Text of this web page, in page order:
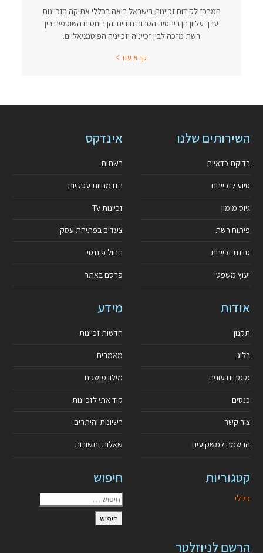
המרכז לקידום זכיינות בישראל רואה בכללי אתיקה בזכיינות
ערך עליון הן ביחסים הטרום חוזיים והן ביחסים השוטפים בין
רשת מזכה לבין זכייניה וזכייניה הפוטנציאליים.
קרא עוד
השירותים שלנו
בדיקת כדאיות
סיוע לזכיינים
גיוס מימון
פיתוח רשת
סדנת זכיינות
יעוץ משפטי
אינדקס
רשתות
הזדמנויות עסקיות
זכיינות TV
צעדים בפתיחת עסק
ניהול פיננסי
פרסם באתר
אודות
תקנון
בלוג
מומחים עונים
כנסים
צור קשר
הרשמה למשקיעים
מידע
חדשות זכיינות
מאמרים
מילון מושגים
קוד אתי לזכיינות
רשיונות והיתרים
שאלות ותשובות
קטגוריות
כללי
חיפוש
הרשם לניוזלטר